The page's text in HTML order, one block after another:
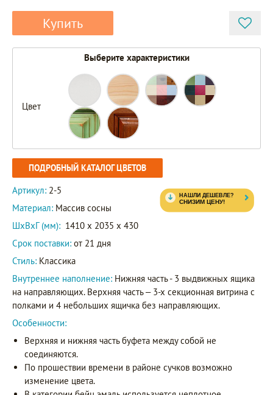
Купить
Выберите характеристики
Цвет
ПОДРОБНЫЙ КАТАЛОГ ЦВЕТОВ
Артикул: 2-5
Материал: Массив сосны
ШxВxГ (мм): 1410 x 2035 x 430
Срок поставки: от 21 дня
Стиль: Классика
Внутреннее наполнение: Нижняя часть - 3 выдвижных ящика
на направляющих. Верхняя часть – 3-х секционная витрина с
полками и 4 небольших ящичка без направляющих.
Особенности:
Верхняя и нижняя часть буфета между собой не
соединяются.
По прошествии времени в районе сучков возможно
изменение цвета.